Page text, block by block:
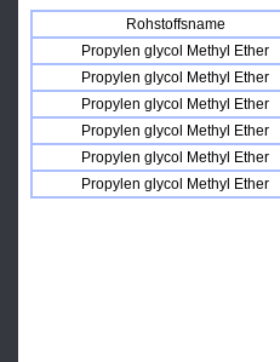
Rohstoffsname
Propylen glycol Methyl Ether
Propylen glycol Methyl Ether
Propylen glycol Methyl Ether
Propylen glycol Methyl Ether
Propylen glycol Methyl Ether
Propylen glycol Methyl Ether